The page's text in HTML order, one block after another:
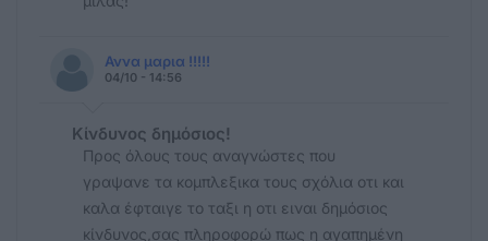
Αννα μαρια !!!!!
04/10 - 14:56
Κίνδυνος δημόσιος!
Προς όλους τους αναγνώστες που
γραψανε τα κομπλεξικα τους σχόλια οτι και
καλα έφταιγε το ταξι η οτι ειναι δημόσιος
κίνδυνος,σας πληροφορώ πως η αγαπημένη